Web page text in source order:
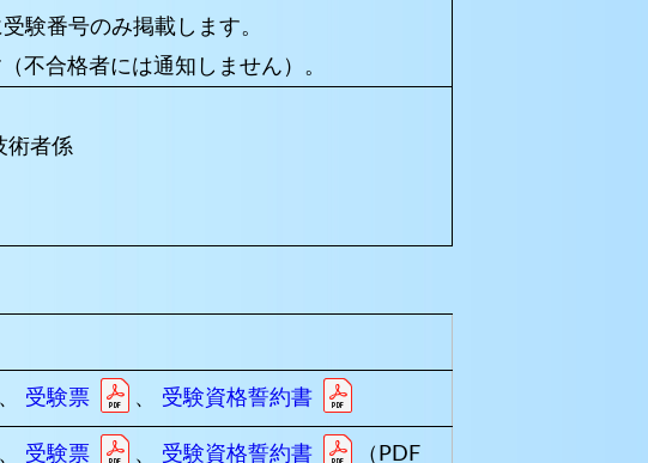
験番号のみ掲載します。
不合格者には通知しません）。
術者係
、 受験票 、 受験資格誓約書
、 受験票 、 受験資格誓約書 （PDF